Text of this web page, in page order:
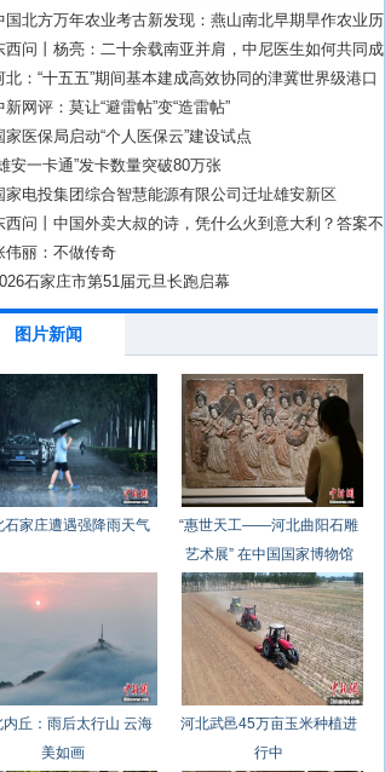
国北方万年农业考古新发现：燕山南北早期旱作农业历
三阶段
西问丨杨亮：二十余载南亚并肩，中尼医生如何共同成
？
北：“十五五”期间基本建成高效协同的津冀世界级港口
新网评：莫让“避雷帖”变“造雷帖”
家医保局启动“个人医保云”建设试点
安一卡通”发卡数量突破80万张
家电投集团综合智慧能源有限公司迁址雄安新区
西问丨中国外卖大叔的诗，凭什么火到意大利？答案不
关乎文学
伟丽：不做传奇
石家庄市第51届元旦长跑启幕
图片新闻
石家庄遭遇强降雨天气
“惠世天工——河北曲阳石雕
艺术展” 在中国国家博物馆
开幕
内丘：雨后太行山 云海
美如画
河北武邑45万亩玉米种植进
行中